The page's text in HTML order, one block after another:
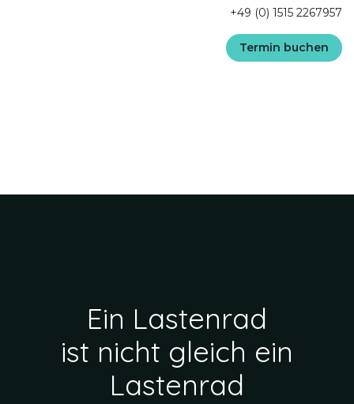
​+49 (0) 1515 2267957‬
Termin buchen
Ein Lastenrad
ist nicht gleich ein
Lastenrad